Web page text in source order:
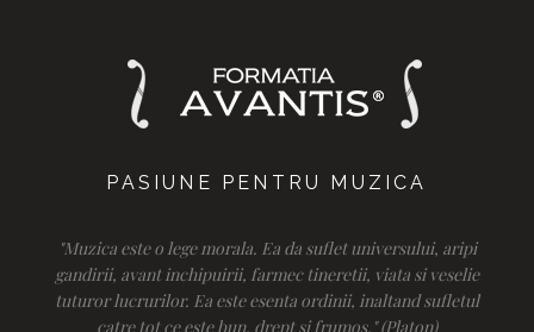
PASIUNE PENTRU MUZICA
"Muzica este o lege morala. Ea da suflet universului, aripi
gandirii, avant inchipuirii, farmec tineretii, viata si veselie
tuturor lucrurilor. Ea este esenta ordinii, inaltand sufletul
catre tot ce este bun, drept si frumos." (Platon)